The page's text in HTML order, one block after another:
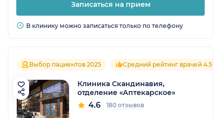
Записаться на прием
В клинику можно записаться только по телефону
Выбор пациентов 2025 Средний рейтинг врачей 4.5
Клиника Скандинавия,
отделение «Аптекарское»
4.6 180 отзывов